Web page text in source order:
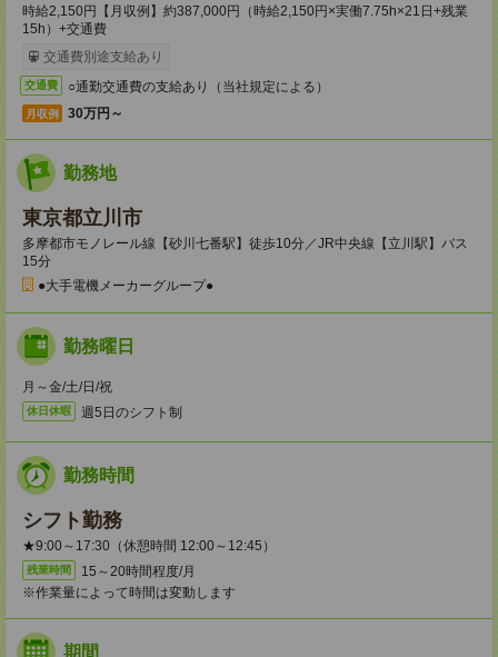
時給2,150円【月収例】約387,000円（時給2,150円×実働7.75h×21日+残業
15h）+交通費
交通費別途支給あり
交通費 ○通勤交通費の支給あり（当社規定による）
月収例 30万円～
勤務地
東京都立川市
多摩都市モノレール線【砂川七番駅】徒歩10分／JR中央線【立川駅】バス
15分
●大手電機メーカーグループ●
勤務曜日
月～金/土/日/祝
休日休暇 週5日のシフト制
勤務時間
シフト勤務
★9:00～17:30（休憩時間 12:00～12:45）
残業時間
15～20時間程度/月
※作業量によって時間は変動します
期間